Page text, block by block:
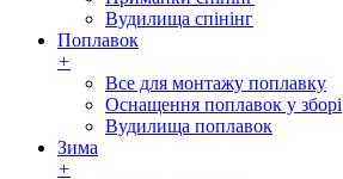
Вудилища спінінг
Поплавок
+
Все для монтажу поплавку
Оснащення поплавок у зборі
Вудилища поплавок
Зима
+